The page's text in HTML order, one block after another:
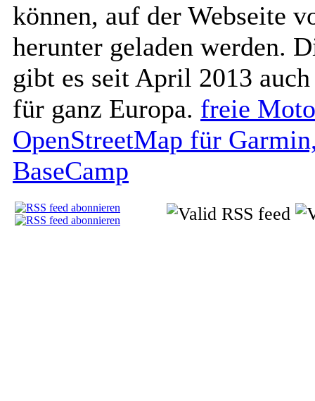
können, auf der Webseite
herunter geladen werden.
gibt es seit April 2013
für ganz Europa. freie
OpenStreetMap für
BaseCamp